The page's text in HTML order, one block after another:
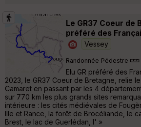
Le GR37 Coeur de
préféré des
Vessey
Randonnée Pédestre
Elu GR préféré des
2023, le GR37 Coeur de Bretagne, relie
Camaret en passant par les 4
sur 770 km les plus grands sites
intérieure : les cités médiévales de
Ille et Rance, la forêt de Brocéliande, le
Brest, le lac de Guerlédan, l' »